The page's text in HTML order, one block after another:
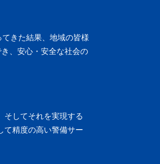
きた結果、地域の皆様
、安心・安全な社会の
そしてそれを実現する
て精度の高い警備サー